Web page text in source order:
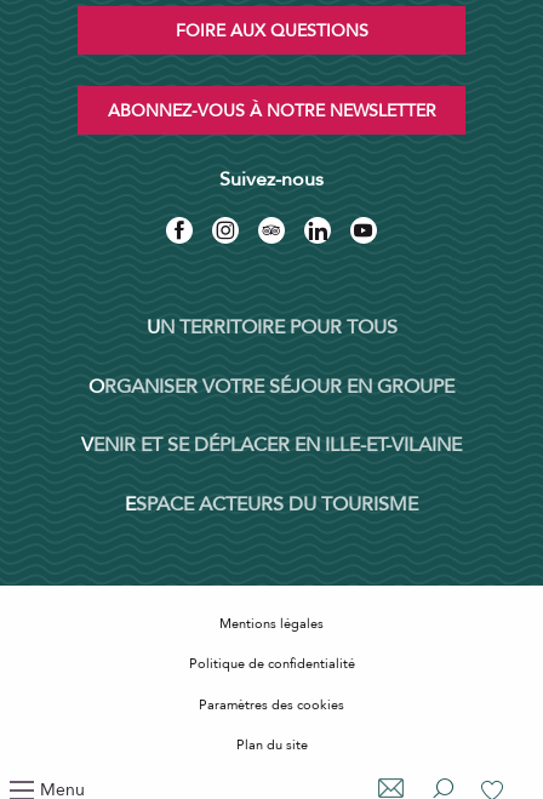
Menu
FOIRE AUX QUESTIONS
ABONNEZ-VOUS À NOTRE NEWSLETTER
Suivez-nous
UN TERRITOIRE POUR TOUS
ORGANISER VOTRE SÉJOUR EN GROUPE
VENIR ET SE DÉPLACER EN ILLE-ET-VILAINE
ESPACE ACTEURS DU TOURISME
Mentions légales
Politique de confidentialité
Paramètres des cookies
Plan du site